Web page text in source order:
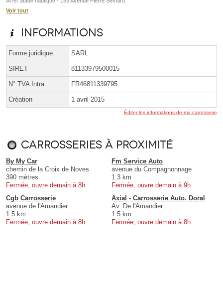
Voir tout
Informations
Forme juridique SARL
SIRET 81133979500015
N° TVA Intra. FR46811339795
Création 1 avril 2015
Éditer les informations de ma carrosserie
Carrosseries à proximité
By My Car
chemin de la Croix de Noves
390 mètres
Fermée, ouvre demain à 8h
Fm Service Auto
avenue du Compagnonnage
1.3 km
Fermée, ouvre demain à 9h
Cgb Carrosserie
avenue de l'Amandier
1.5 km
Fermée, ouvre demain à 8h
Axial - Carrosserie Auto. Doral
Av. De l'Amandier
1.5 km
Fermée, ouvre demain à 8h